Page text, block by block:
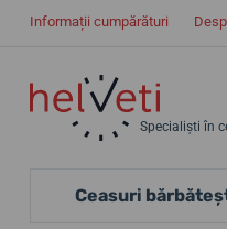
Informații cumpărături
Specialiști în
Ceasuri